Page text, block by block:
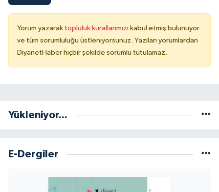
Yorum yazarak topluluk kurallarımızı kabul etmiş bulunuyor
ve tüm sorumluluğu üstleniyorsunuz. Yazılan yorumlardan
DiyanetHaber hiçbir şekilde sorumlu tutulamaz.
Yükleniyor...
E-Dergiler